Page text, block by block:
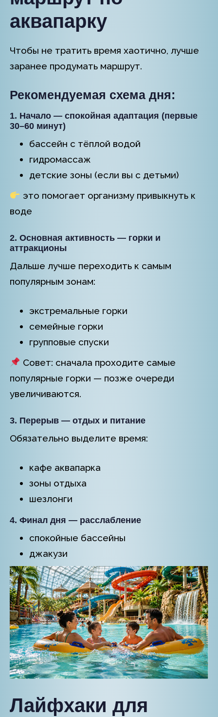
аквапарку
Чтобы не тратить время хаотично, лучше
заранее продумать маршрут.
Рекомендуемая схема дня:
1. Начало — спокойная адаптация (первые
30–60 минут)
бассейн с тёплой водой
гидромассаж
детские зоны (если вы с детьми)
это помогает организму привыкнуть к
воде
2. Основная активность — горки и
аттракционы
Дальше лучше переходить к самым
популярным зонам:
экстремальные горки
семейные горки
групповые спуски
Совет: сначала проходите самые
популярные горки — позже очереди
увеличиваются.
3. Перерыв — отдых и питание
Обязательно выделите время:
кафе аквапарка
зоны отдыха
шезлонги
4. Финал дня — расслабление
спокойные бассейны
джакузи
Лайфхаки для